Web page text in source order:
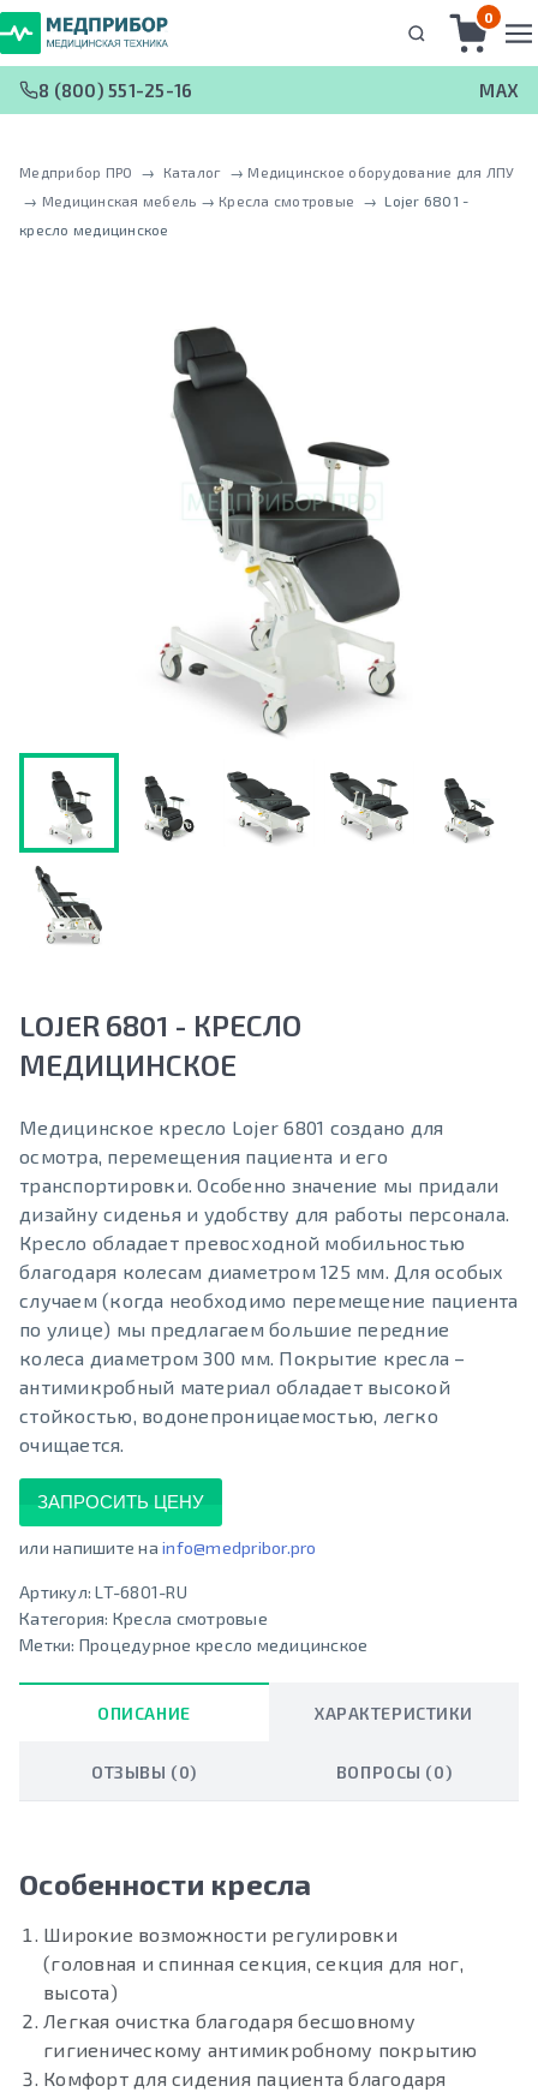
0
8 (800) 551-25-16 MAX
Медприбор ПРО → Каталог → Медицинское оборудование для ЛПУ
→ Медицинская мебель → Кресла смотровые → Lojer 6801 -
кресло медицинское
LOJER 6801 - КРЕСЛО
МЕДИЦИНСКОЕ
Медицинское кресло Lojer 6801 создано для
осмотра, перемещения пациента и его
транспортировки. Особенно значение мы придали
дизайну сиденья и удобству для работы персонала.
Кресло обладает превосходной мобильностью
благодаря колесам диаметром 125 мм. Для особых
случаем (когда необходимо перемещение пациента
по улице) мы предлагаем большие передние
колеса диаметром 300 мм. Покрытие кресла –
антимикробный материал обладает высокой
стойкостью, водонепроницаемостью, легко
очищается.
ЗАПРОСИТЬ ЦЕНУ
или напишите на info@medpribor.pro
Артикул:LT-6801-RU
Категория: Кресла смотровые
Метки: Процедурное кресло медицинское
ОПИСАНИЕ ХАРАКТЕРИСТИКИ
ОТЗЫВЫ (0) ВОПРОСЫ (0)
Особенности кресла
Широкие возможности регулировки
(головная и спинная секция, секция для ног,
высота)
Легкая очистка благодаря бесшовному
гигиеническому антимикробному покрытию
Комфорт для сидения пациента благодаря